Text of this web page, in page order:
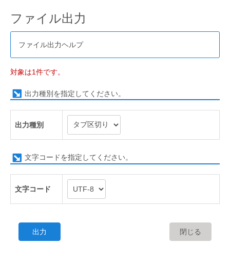
ファイル出力
ファイル出力ヘルプ
対象は1件です。
出力種別を指定してください。
出力種別
文字コードを指定してください。
文字コード